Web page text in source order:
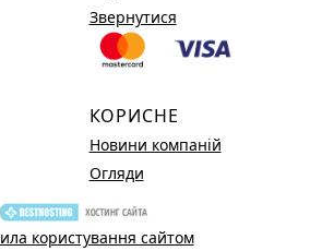
Звернутися
КОРИСНЕ
Новини компаній
Огляди
користування сайтом